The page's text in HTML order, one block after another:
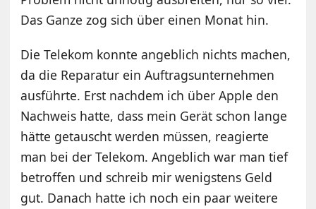
Das Ganze zog sich über einen Monat hin.
Die Telekom konnte angeblich nichts machen,
da die Reparatur ein Auftragsunternehmen
ausführte. Erst nachdem ich über Apple den
Nachweis hatte, dass mein Gerät schon lange
hätte getauscht werden müssen, reagierte
man bei der Telekom. Angeblich war man tief
betroffen und schreib mir wenigstens Geld
gut. Danach hatte ich noch ein paar weitere